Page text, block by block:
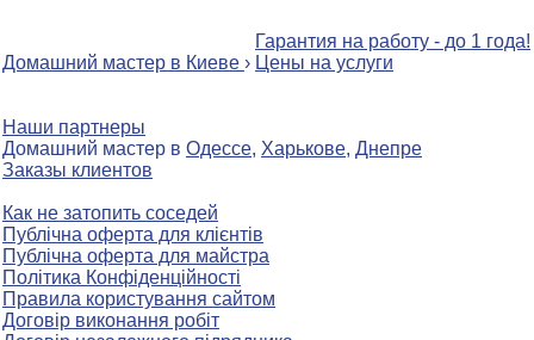
Домашний мастер в Киеве ›
Гарантия на работу - до 1 года!
Цены на услуги
Наши партнеры
Домашний мастер в Одессе, Харькове, Днепре
Заказы клиентов
Как не затопить соседей
Публічна оферта для клієнтів
Публічна оферта для майстра
Політика Конфіденційності
Правила користування сайтом
Договір виконання робіт